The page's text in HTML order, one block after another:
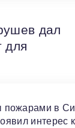
дал
для
пожарами в
интерес к